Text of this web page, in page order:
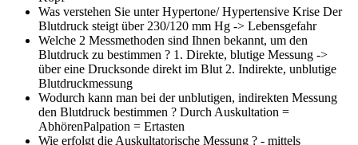
Was verstehen Sie unter Hypertone/ Hypertensive Krise Der
Blutdruck steigt über 230/120 mm Hg -> Lebensgefahr
Welche 2 Messmethoden sind Ihnen bekannt, um den
Blutdruck zu bestimmen ? 1. Direkte, blutige Messung ->
über eine Drucksonde direkt im Blut 2. Indirekte, unblutige
Blutdruckmessung
Wodurch kann man bei der unblutigen, indirekten Messung
den Blutdruck bestimmen ? Durch Auskultation =
AbhörenPalpation = Ertasten
Wie erfolgt die Auskultatorische Messung ? - mittels